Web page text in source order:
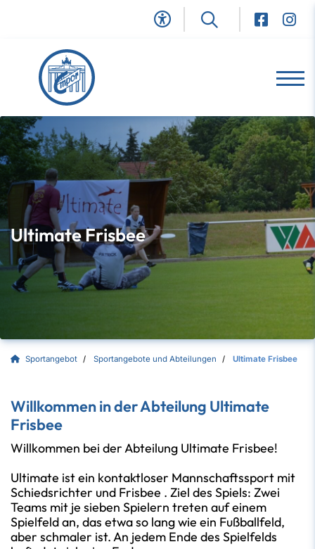
Ultimate Frisbee
Sportangebot Sportangebote und Abteilungen Ultimate Frisbee
Willkommen in der Abteilung Ultimate
Frisbee
Willkommen bei der Abteilung Ultimate Frisbee!
Ultimate ist ein kontaktloser Mannschaftssport mit
Schiedsrichter und Frisbee . Ziel des Spiels: Zwei
Teams mit je sieben Spielern treten auf einem
Spielfeld an, das etwa so lang wie ein Fußballfeld,
aber schmaler ist. An jedem Ende des Spielfelds